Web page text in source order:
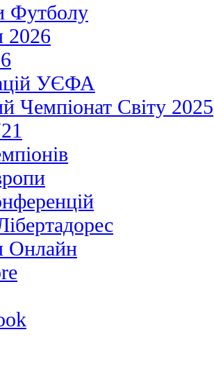
Футболу
2026
УЄФА
Чемпіонат Світу 2025
Онлайн